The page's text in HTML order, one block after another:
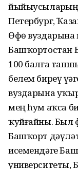
Петербург,
Өфө вуздарына
Башҡортостан
100 балға
белем биреү
вуздарына
мең һум аҡса
ҡуйғайны. Был
Башҡорт
исемендәге
университеты,